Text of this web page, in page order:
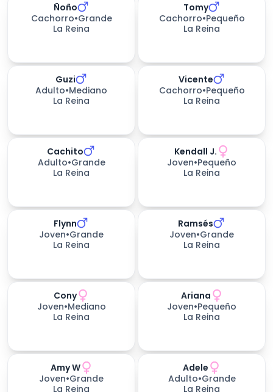
Ñoño
Cachorro•Grande
La Reina
Tomy
Cachorro•Pequeño
La Reina
Guzi
Adulto•Mediano
La Reina
Vicente
Cachorro•Pequeño
La Reina
Cachito
Adulto•Grande
La Reina
Kendall J.
Joven•Pequeño
La Reina
Flynn
Joven•Grande
La Reina
días esperando
Ramsés
Joven•Grande
La Reina
Cony
Joven•Mediano
La Reina
Ariana
Joven•Pequeño
La Reina
Amy W
Joven•Grande
La Reina
Adele
Adulto•Grande
La Reina